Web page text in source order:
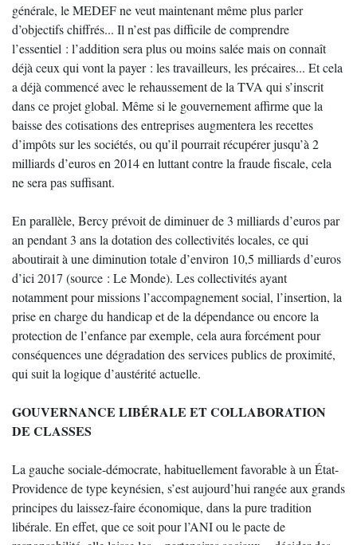
générale, le MEDEF ne veut maintenant même plus parler
d’objectifs chiffrés... Il n’est pas difficile de comprendre
l’essentiel : l’addition sera plus ou moins salée mais on connaît
déjà ceux qui vont la payer : les travailleurs, les précaires... Et cela
a déjà commencé avec le rehaussement de la TVA qui s’inscrit
dans ce projet global. Même si le gouvernement affirme que la
baisse des cotisations des entreprises augmentera les recettes
d’impôts sur les sociétés, ou qu’il pourrait récupérer jusqu’à 2
milliards d’euros en 2014 en luttant contre la fraude fiscale, cela
ne sera pas suffisant.
En parallèle, Bercy prévoit de diminuer de 3 milliards d’euros par
an pendant 3 ans la dotation des collectivités locales, ce qui
aboutirait à une diminution totale d’environ 10,5 milliards d’euros
d’ici 2017 (source : Le Monde). Les collectivités ayant
notamment pour missions l’accompagnement social, l’insertion, la
prise en charge du handicap et de la dépendance ou encore la
protection de l’enfance par exemple, cela aura forcément pour
conséquences une dégradation des services publics de proximité,
qui suit la logique d’austérité actuelle.
GOUVERNANCE LIBÉRALE ET COLLABORATION
DE CLASSES
La gauche sociale-démocrate, habituellement favorable à un État-
Providence de type keynésien, s’est aujourd’hui rangée aux grands
principes du laissez-faire économique, dans la pure tradition
libérale. En effet, que ce soit pour l’ANI ou le pacte de